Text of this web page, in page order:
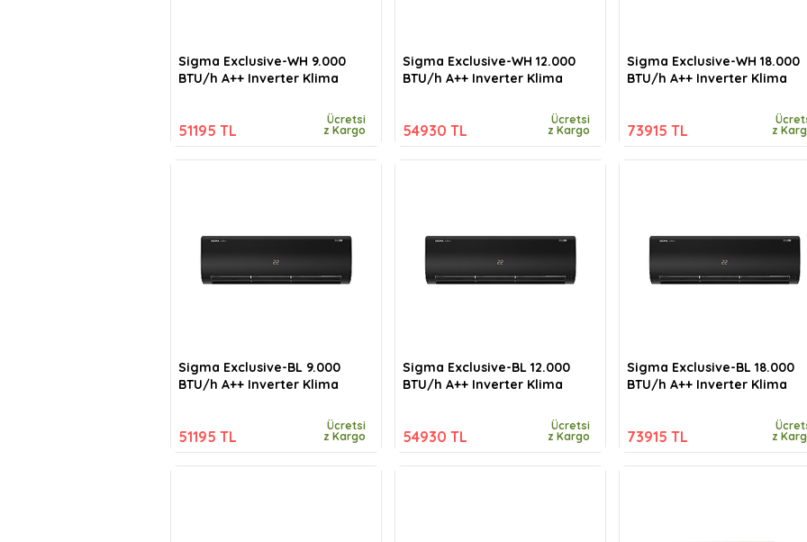
Sigma Exclusive-WH 9.000
BTU/h A++ Inverter Klima
51195 TL
Ücretsi
z Kargo
Sigma Exclusive-BL 9.000
BTU/h A++ Inverter Klima
51195 TL
Ücretsi
z Kargo
Sigma Exclusive-WH 12.000
BTU/h A++ Inverter Klima
54930 TL
Ücretsi
z Kargo
Sigma Exclusive-BL 12.000
BTU/h A++ Inverter Klima
54930 TL
Ücretsi
z Kargo
Sigma Exclusive-WH 18.000
BTU/h A++ Inverter Klima
73915 TL
z
Sigma Exclusive-BL 18.000
BTU/h A++ Inverter Klima
73915 TL
z